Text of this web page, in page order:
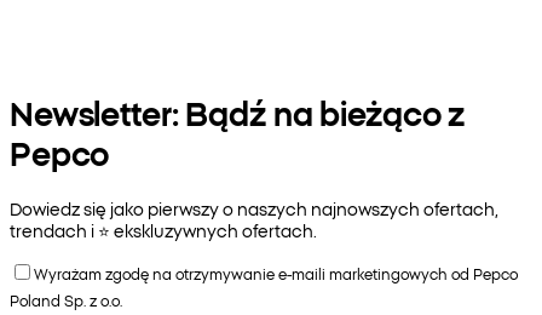
Newsletter: Bądź na bieżąco z
Pepco
Dowiedz się jako pierwszy o naszych najnowszych ofertach,
trendach i ⭐️ ekskluzywnych ofertach.
Wyrażam zgodę na otrzymywanie e-maili marketingowych od Pepco
Poland Sp. z o.o.